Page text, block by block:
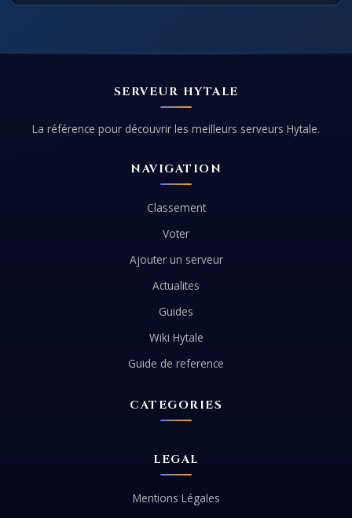
SERVEUR HYTALE
La référence pour découvrir les meilleurs serveurs Hytale.
NAVIGATION
Classement
Voter
Ajouter un serveur
Actualites
Guides
Wiki Hytale
Guide de reference
CATEGORIES
LEGAL
Mentions Légales